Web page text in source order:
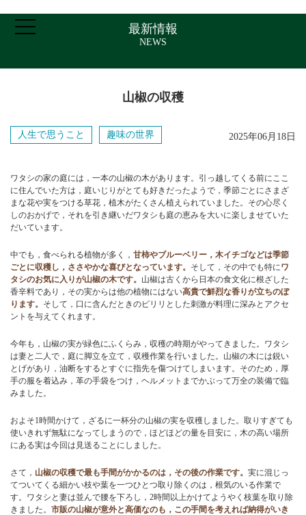
ホーム
ご挨拶・プロフィール
取扱業務
報酬について
アクセス
お問い合わせ
ブログ
最新情報
NEWS
山椒の収穫
人生で思うこと 趣味の世界 2025年06月18日
ワタシの家の庭には，一本の山椒の木があります。引っ越してくる前にここ
に住んでいた方は，庭いじりがとても好きだったようで，季節ごとにさまざ
まな花や実をつける草花，植木がたくさん植えられていました。その心尽く
しのおかげで，それを引き継いだワタシも庭の恵みを大いに楽しませていた
だいています。
中でも，食べられる植物が多く， 甘柿やブルーベリー，木イチゴなどは季節
ごとに収穫し，ささやかな喜びとなっています。 そして，その中でも特にワ
タシのお気に入りが山椒の木です。 山椒は古くから日本の食文化に根ざした
香辛料であり，その実からは他の植物にはない高貴で鮮烈な香りが立ちのぼ
ります。 そして，口に含んだときのピリリとした刺激が料理に深みとアクセ
ントを与えてくれます。
今年も，山椒の実が緑色にふくらみ，収穫の時期がやってきました。ワタシ
は妻と二人で，庭に脚立を立て，収穫作業を行いました。山椒の木には鋭い
とげがあり，油断をするとすぐに指先を傷つけてしまいます。そのため，厚
手の服を着込み，革の手袋をつけ，ヘルメットまでかぶって万全の装備で臨
みました。
およそ1時間かけて，ざるに一杯分の山椒の実を収穫しました。取りすぎても
使いきれず無駄になってしまうので，ほどほどの量を目安に，木の高い場所
にある実は今回は見送ることにしました。
さて， 山椒の収穫で最も手間がかかるのは，その後の作業です。 実に混じっ
てついてくる細かい枝や葉を一つひとつ取り除くのは，根気のいる作業で
す。ワタシと妻は並んで腰を下ろし，2時間以上かけてようやく枝葉を取り除
きました。 市販の山椒が意外と高価なのも，この手間を考えれば納得がいき